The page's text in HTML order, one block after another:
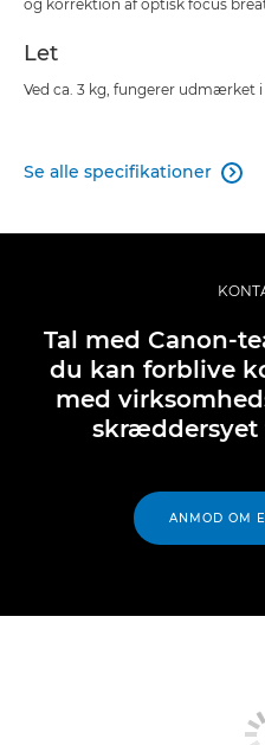
og korrektion af optisk focus
Let
Ved ca. 3 kg, fungerer udmærket
Se alle specifikationer 
Tal med Canon-
du kan forblive
med
skræddersyet
ANMOD OM